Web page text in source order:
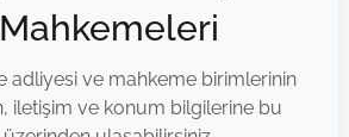
adliyesi ve mahkeme birimlerinin
iletişim ve konum bilgilerine bu